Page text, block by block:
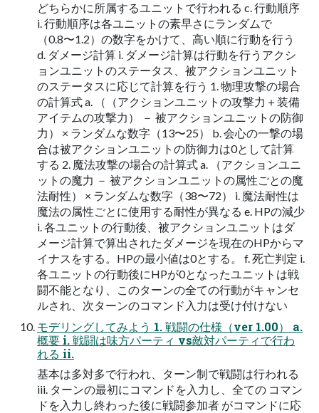
どちらかに所属するユニットで行われる c. 行動順序
i. 行動順序は各ユニットの素早さにランダムで
（0.8〜1.2）の数字をかけて、高い順に行動を行う
d. ダメージ計算 i. ダメージ計算は行動を行うアクシ
ョンユニットのステータス、被アクションユニット
のステータスに応じて計算を行う 1. 物理攻撃の場合
の計算式 a. （（アクションユニットの攻撃力＋装備
アイテムの攻撃力） － 被アクションユニットの防御
力） × ランダムな数字（13〜25） b. 会心の一撃の場
合は被アクションユニットの防御力は0として計算
する 2. 魔法攻撃の場合の計算式 a. （アクションユニ
ットの魔力 － 被アクションユニットの属性ごとの魔
法耐性） × ランダムな数字（38〜72） i. 魔法耐性は
魔法の属性ごとに使用する耐性が異なる e. HPの減少
i. 各ユニットの行動後、被アクションユニットはダ
メージ計算で算出されたダメージを現在のHPからマ
イナスをする。HPの最小値は0とする。 f. 死亡判定 i.
各ユニットの行動後にHPが0となったユニットは戦
闘不能となり、このターンの全ての行動がキャンセ
ルされ、次ターンのコマンド入力は受け付けない
モデリングしてみよう 1. 戦闘の仕様（ver 1.00） a.
概要 i. 戦闘は味方パーティ vs敵対パーティで行わ
れる ii.
基本は多対多で行われ、ターン制で戦闘は行われる
iii. ターンの最初にコマンドを入力し、全ての コマン
ドを入力し終わった後に戦闘参加者 がコマンドに応